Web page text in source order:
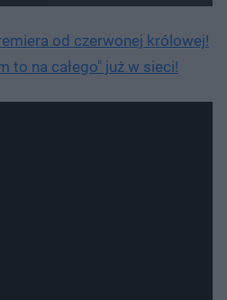
od czerwonej królowej!
to na całego" już w sieci!